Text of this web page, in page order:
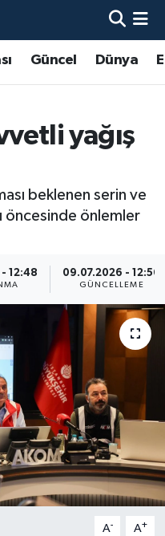
Güncel Dünya
yağış
beklenen serin ve
öncesinde önlemler
12:48 09.07.2026 - 12:56
GÜNCELLEME
A- A+
Fikstür